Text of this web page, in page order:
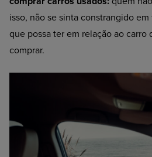
isso, não se sinta constrangido
que possa ter em relação ao carro
comprar.